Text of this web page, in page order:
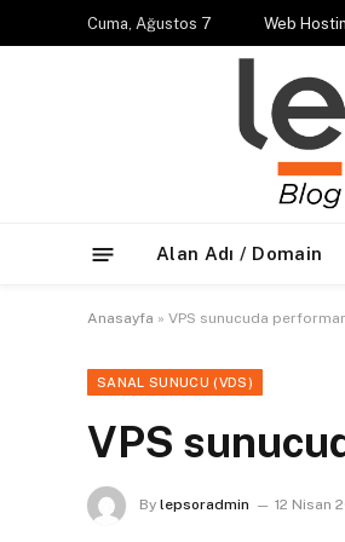
Cuma, Ağustos 7 Web
Alan Adı / Domain
Anasayfa » VPS sunucuda
SANAL SUNUCU (VDS)
VPS
By lepsoradmin 12 Nisan